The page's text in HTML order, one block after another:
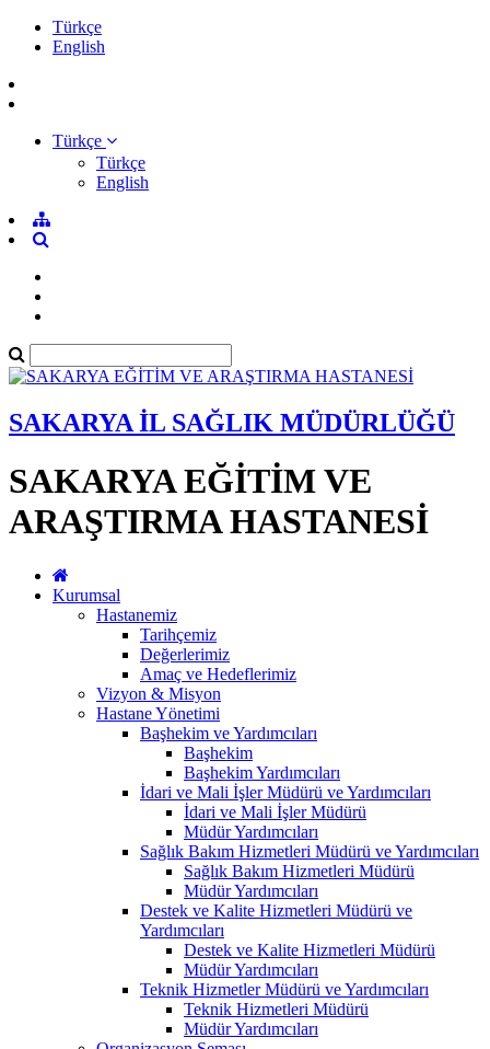
Türkçe
English
Türkçe
Türkçe
English
SAKARYA İL SAĞLIK MÜDÜRLÜĞÜ
SAKARYA EĞİTİM VE
ARAŞTIRMA HASTANESİ
Kurumsal
Hastanemiz
Tarihçemiz
Değerlerimiz
Amaç ve Hedeflerimiz
Vizyon & Misyon
Hastane Yönetimi
Başhekim ve Yardımcıları
Başhekim
Başhekim Yardımcıları
İdari ve Mali İşler Müdürü ve Yardımcıları
İdari ve Mali İşler Müdürü
Müdür Yardımcıları
Sağlık Bakım Hizmetleri Müdürü ve Yardımcıları
Sağlık Bakım Hizmetleri Müdürü
Müdür Yardımcıları
Destek ve Kalite Hizmetleri Müdürü ve
Yardımcıları
Destek ve Kalite Hizmetleri Müdürü
Müdür Yardımcıları
Teknik Hizmetler Müdürü ve Yardımcıları
Teknik Hizmetleri Müdürü
Müdür Yardımcıları